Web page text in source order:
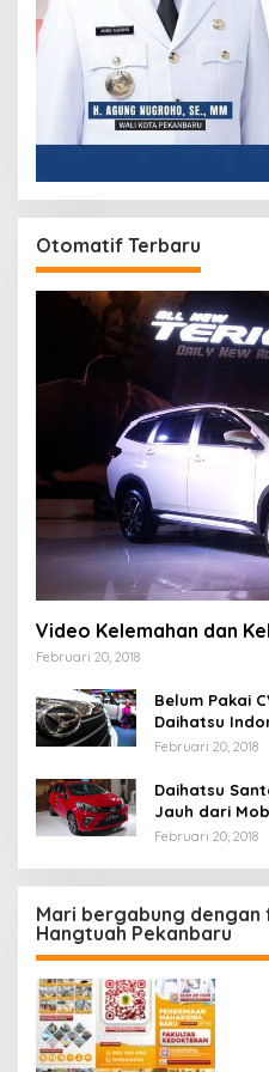
Otomatif Terbaru
Video Kelemahan dan
Februari 20, 2018
Belum Pakai
Daihatsu
Februari 20, 2018
Daihatsu
Jauh dari
Februari 20, 2018
Mari bergabung dengan
Hangtuah Pekanbaru